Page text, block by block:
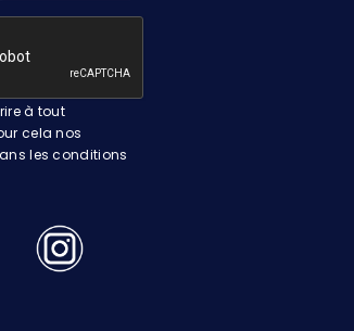
à tout
cela nos
les conditions